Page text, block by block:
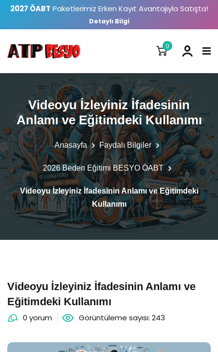
2027 ÖABT Paketlerimiz Erken Kayıt Avantajıyla Satışta!
Detaylı Bilgi
0
Videoyu İzleyiniz İfadesinin
Anlamı ve Eğitimdeki Kullanımı
Anasayfa Faydalı Bilgiler
2026 Beden Eğitimi BESYO ÖABT
Videoyu İzleyiniz İfadesinin Anlamı ve Eğitimdeki
Kullanımı
Videoyu İzleyiniz İfadesinin Anlamı ve
Eğitimdeki Kullanımı
0 yorum Görüntüleme sayısı: 243